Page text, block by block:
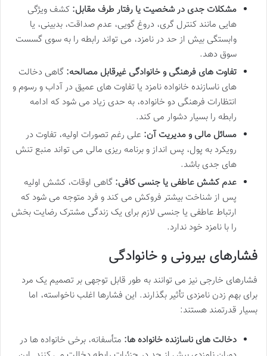
مشکلات جدی در شخصیت یا رفتار طرف مقابل: کشف ویژگی
هایی مانند کنترل گری، دروغ گویی، عدم صداقت، بدبینی، یا
وابستگی بیش از حد در نامزد، می تواند رابطه را به سوی گسست
سوق دهد.
تفاوت های فرهنگی و خانوادگی غیرقابل مصالحه: گاهی دخالت
های ناسازنده خانواده نامزد یا تفاوت های عمیق در آداب و رسوم و
انتظارات فرهنگی دو خانواده، به حدی زیاد می شود که ادامه
رابطه را بسیار دشوار می کند.
مسائل مالی و مدیریت آن: علی رغم تصورات اولیه، تفاوت در
رویکرد به پول، پس انداز و برنامه ریزی مالی می تواند منبع تنش
های جدی باشد.
عدم کشش عاطفی یا جنسی کافی: گاهی اوقات، کشش اولیه
پس از شناخت بیشتر فروکش می کند و فرد متوجه می شود که
ارتباط عاطفی یا جنسی لازم برای یک زندگی مشترک رضایت بخش
را با نامزد خود ندارد.
فشارهای بیرونی و خانوادگی
فشارهای خارجی نیز می توانند به طور قابل توجهی بر تصمیم یک مرد
برای بهم زدن نامزدی تأثیر بگذارند. این فشارها اغلب ناخواسته، اما
بسیار قدرتمند هستند:
دخالت های ناسازنده خانواده ها: متأسفانه، برخی خانواده ها در